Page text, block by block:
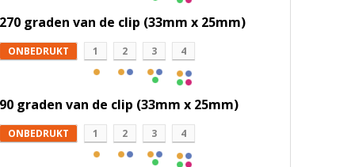
270 graden van de clip (33mm x 25mm)
ONBEDRUKT 1 2 3 4
90 graden van de clip (33mm x 25mm)
ONBEDRUKT 1 2 3 4